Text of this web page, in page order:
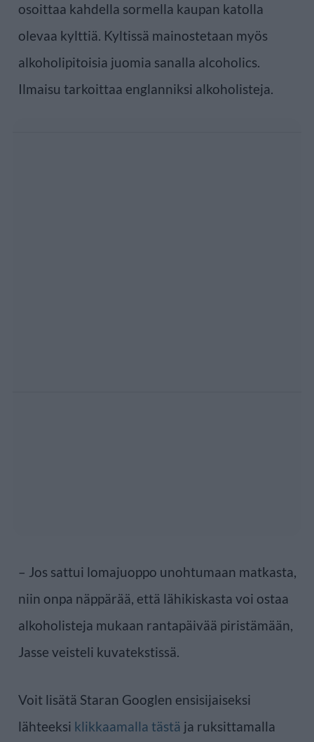
osoittaa kahdella sormella kaupan katolla
olevaa kylttiä. Kyltissä mainostetaan myös
alkoholipitoisia juomia sanalla alcoholics.
Ilmaisu tarkoittaa englanniksi alkoholisteja.
– Jos sattui lomajuoppo unohtumaan matkasta,
niin onpa näppärää, että lähikiskasta voi ostaa
alkoholisteja mukaan rantapäivää piristämään,
Jasse veisteli kuvatekstissä.
Voit lisätä Staran Googlen ensisijaiseksi
lähteeksi klikkaamalla tästä ja ruksittamalla